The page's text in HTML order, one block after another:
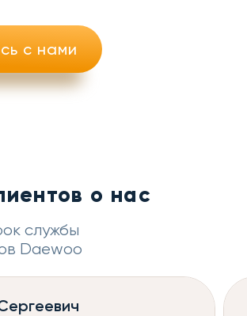
с нами
о нас
службы
Daewoo